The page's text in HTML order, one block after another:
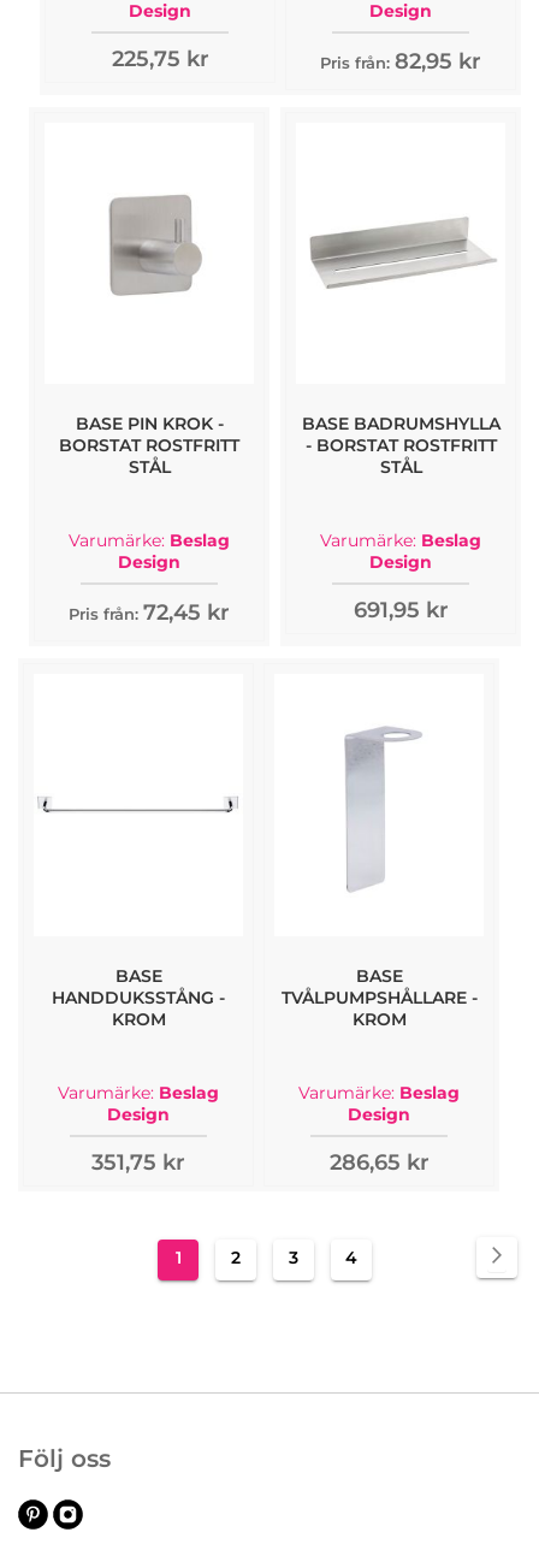
Design
225,75 kr
Design
Pris från: 82,95 kr
BASE PIN KROK -
BORSTAT ROSTFRITT
STÅL
Varumärke: Beslag
Design
Pris från: 72,45 kr
BASE BADRUMSHYLLA
- BORSTAT ROSTFRITT
STÅL
Varumärke: Beslag
Design
691,95 kr
BASE
HANDDUKSSTÅNG -
KROM
Varumärke: Beslag
Design
351,75 kr
BASE
TVÅLPUMPSHÅLLARE -
KROM
Varumärke: Beslag
Design
286,65 kr
You're
1 Sida
2 Sida
3 Sida
4
Följ oss